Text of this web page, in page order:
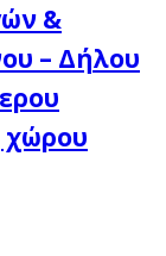
&
– Δήλου
χώρου